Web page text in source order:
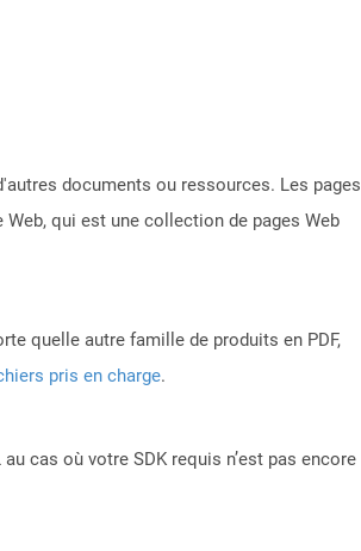
documents ou ressources. Les pages
qui est une collection de pages Web
quelle autre famille de produits en PDF,
pris en charge.
cas où votre SDK requis n’est pas encore